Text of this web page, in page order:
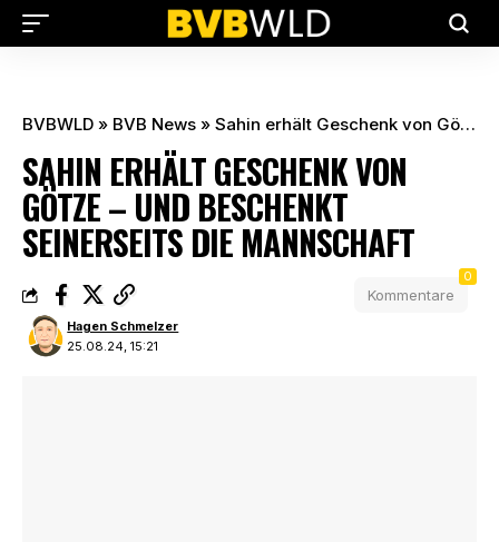
BVBWLD » BVB News » Sahin erhält Geschenk von Götze – und beschenkt seinerseits die Mannschaft
SAHIN ERHÄLT GESCHENK VON
GÖTZE – UND BESCHENKT
SEINERSEITS DIE MANNSCHAFT
25.08.24, 15:21
Hagen Schmelzer
Kommentare
0